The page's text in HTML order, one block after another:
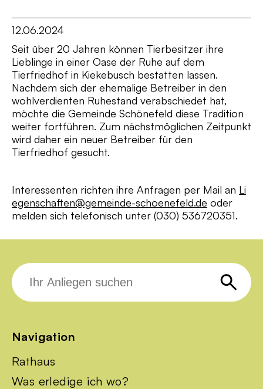
12.06.2024
Seit über 20 Jahren können Tierbesitzer ihre
Lieblinge in einer Oase der Ruhe auf dem
Tierfriedhof in Kiekebusch bestatten lassen.
Nachdem sich der ehemalige Betreiber in den
wohlverdienten Ruhestand verabschiedet hat,
möchte die Gemeinde Schönefeld diese Tradition
weiter fortführen. Zum nächstmöglichen Zeitpunkt
wird daher ein neuer Betreiber für den
Tierfriedhof gesucht.
Interessenten richten ihre Anfragen per Mail an Li
egenschaften@gemeinde-schoenefeld.de oder
melden sich telefonisch unter (030) 536720351.
Navigation
Rathaus
Was erledige ich wo?
Suche
nach: